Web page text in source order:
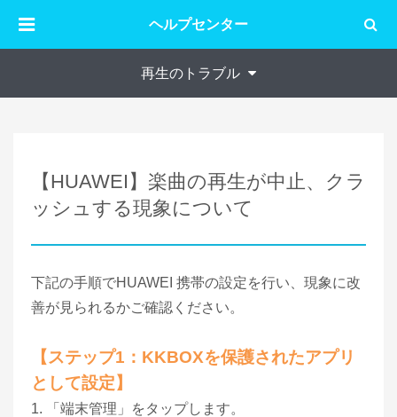
ヘルプセンター
再生のトラブル
【HUAWEI】楽曲の再生が中止、クラ
ッシュする現象について
下記の手順でHUAWEI 携帯の設定を行い、現象に改
善が見られるかご確認ください。
【ステップ1：KKBOXを保護されたアプリ
として設定】
1. 「端末管理」をタップします。